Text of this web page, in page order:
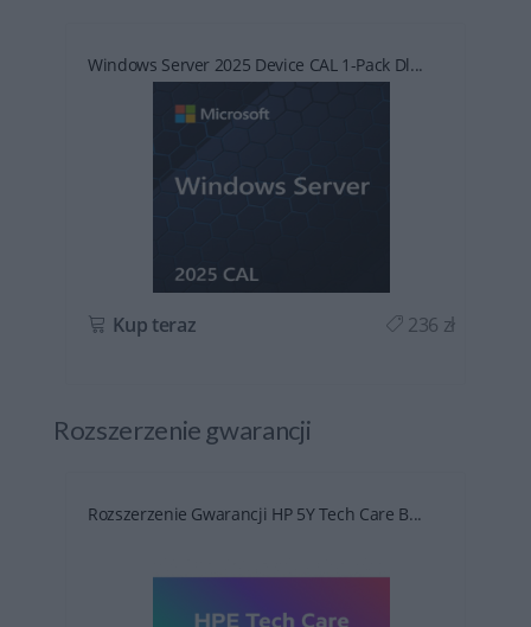
Windows Server 2025 Device CAL 1-Pack Dl...
Kup teraz 236 zł
Rozszerzenie gwarancji
Rozszerzenie Gwarancji HP 5Y Tech Care B...